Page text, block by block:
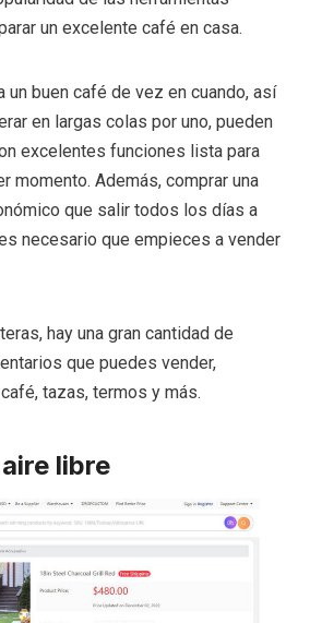
un excelente café en casa.
un buen café de vez en cuando, así
en largas colas por uno, pueden
excelentes funciones lista para
momento. Además, comprar una
que salir todos los días a
necesario que empieces a vender
hay una gran cantidad de
que puedes vender,
tazas, termos y más.
libre